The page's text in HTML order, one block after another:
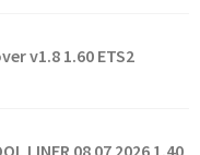
v1.8 1.60 ETS2